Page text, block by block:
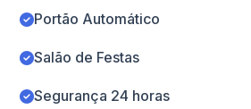
Portão Automático
Salão de Festas
Segurança 24 horas